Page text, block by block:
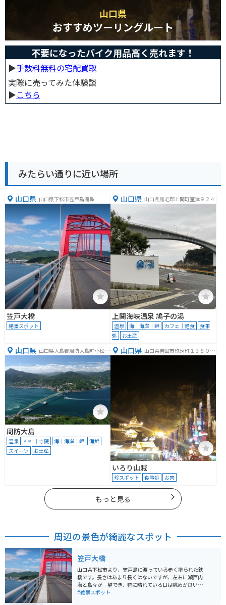
山口県
おすすめツーリングルート
不要になったバイク用品高く売れます！
▶︎手数料無料の宅配買取
実際に売ってみた体験談
▶︎こちら
みたらい通りに近い場所
山口県 山口県下松市笠戸島洲鼻
笠戸大橋
絶景スポット
山口県 山口県熊毛郡上関町室津９２４
上関海峡温泉 鳩子の湯
温泉 海｜海岸｜岬 カフェ｜軽食
食事
処
お土産
山口県 山口県大島郡周防大島町小松１
周防大島
温泉 神社｜寺院 海｜海岸｜岬
海鮮
スイーツ
お土産
山口県 山口県岩国市玖珂町１３８０
いろり山賊
珍スポット 食事処 お肉
もっと見る
周辺の景色が綺麗なスポット
笠戸大橋
山口県下松市より、笠戸島に渡っている赤く塗られた鉄
橋です。長さはあまり長くはないですが、左右に瀬戸内
海と島々が一望でき、特に晴れている日は眺めが良い絶
景スポットです。ツーリングやドライブには最適です。
#絶景スポット